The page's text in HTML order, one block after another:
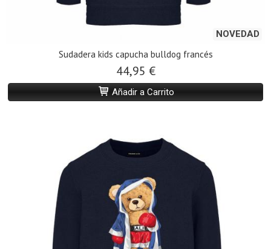
NOVEDAD
Sudadera kids capucha bulldog francés
44,95 €
Añadir a Carrito